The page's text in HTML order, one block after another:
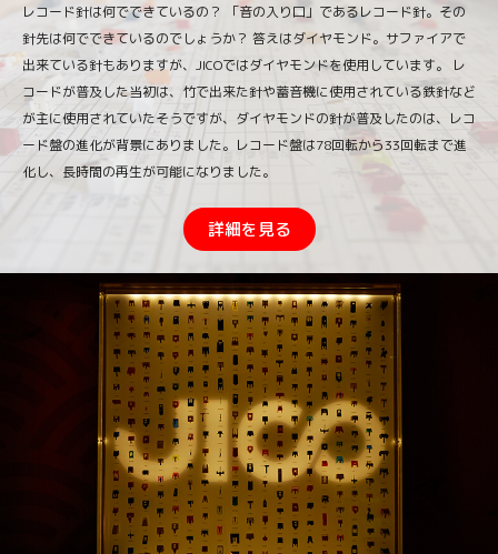
レコード針は何でできているの？ 「音の入り口」であるレコード針。その
針先は何でできているのでしょうか？ 答えはダイヤモンド。サファイアで
出来ている針もありますが、JICOではダイヤモンドを使用しています。 レ
コードが普及した当初は、竹で出来た針や蓄音機に使用されている鉄針など
が主に使用されていたそうですが、ダイヤモンドの針が普及したのは、レコ
ード盤の進化が背景にありました。レコード盤は78回転から33回転まで進
化し、長時間の再生が可能になりました。
詳細を見る